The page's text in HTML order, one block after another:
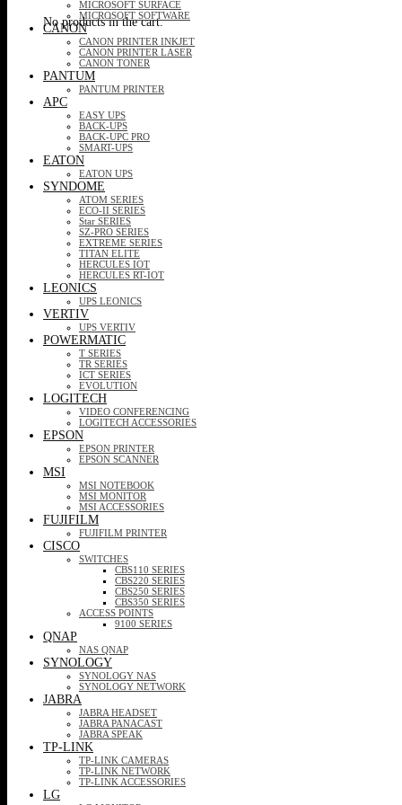
No products in the cart.
MICROSOFT SURFACE
MICROSOFT SOFTWARE
CANON
CANON PRINTER INKJET
CANON PRINTER LASER
CANON TONER
PANTUM
PANTUM PRINTER
APC
EASY UPS
BACK-UPS
BACK-UPC PRO
SMART-UPS
EATON
EATON UPS
SYNDOME
ATOM SERIES
ECO-II SERIES
Star SERIES
SZ-PRO SERIES
EXTREME SERIES
TITAN ELITE
HERCULES IOT
HERCULES RT-IOT
LEONICS
UPS LEONICS
VERTIV
UPS VERTIV
POWERMATIC
T SERIES
TR SERIES
ICT SERIES
EVOLUTION
LOGITECH
VIDEO CONFERENCING
LOGITECH ACCESSORIES
EPSON
EPSON PRINTER
EPSON SCANNER
MSI
MSI NOTEBOOK
MSI MONITOR
MSI ACCESSORIES
FUJIFILM
FUJIFILM PRINTER
CISCO
SWITCHES
CBS110 SERIES
CBS220 SERIES
CBS250 SERIES
CBS350 SERIES
ACCESS POINTS
9100 SERIES
QNAP
NAS QNAP
SYNOLOGY
SYNOLOGY NAS
SYNOLOGY NETWORK
JABRA
JABRA HEADSET
JABRA PANACAST
JABRA SPEAK
TP-LINK
TP-LINK CAMERAS
TP-LINK NETWORK
TP-LINK ACCESSORIES
LG